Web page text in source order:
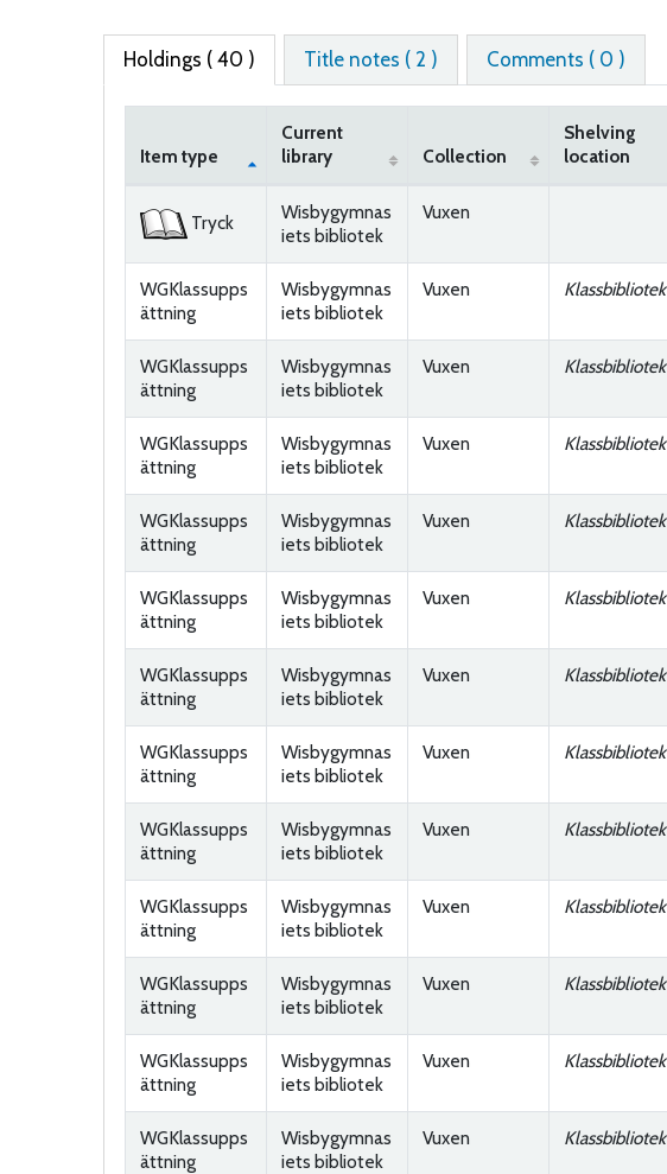
Holdings ( 40 ) Title notes ( 2 ) Comments ( 0 )
Item type
Current
library
Collection
Shelving
location
Tryck
Wisbygymnas
iets bibliotek
Vuxen
WGKlassupps
ättning
Wisbygymnas
iets bibliotek
Vuxen Klassbibliotek
WGKlassupps
ättning
Wisbygymnas
iets bibliotek
Vuxen Klassbibliotek
WGKlassupps
ättning
Wisbygymnas
iets bibliotek
Vuxen Klassbibliotek
WGKlassupps
ättning
Wisbygymnas
iets bibliotek
Vuxen Klassbibliotek
WGKlassupps
ättning
Wisbygymnas
iets bibliotek
Vuxen Klassbibliotek
WGKlassupps
ättning
Wisbygymnas
iets bibliotek
Vuxen Klassbibliotek
WGKlassupps
ättning
Wisbygymnas
iets bibliotek
Vuxen Klassbibliotek
WGKlassupps
ättning
Wisbygymnas
iets bibliotek
Vuxen Klassbibliotek
WGKlassupps
ättning
Wisbygymnas
iets bibliotek
Vuxen Klassbibliotek
WGKlassupps
ättning
Wisbygymnas
iets bibliotek
Vuxen Klassbibliotek
WGKlassupps
ättning
Wisbygymnas
iets bibliotek
Vuxen Klassbibliotek
WGKlassupps
ättning
Wisbygymnas
iets bibliotek
Vuxen Klassbibliotek